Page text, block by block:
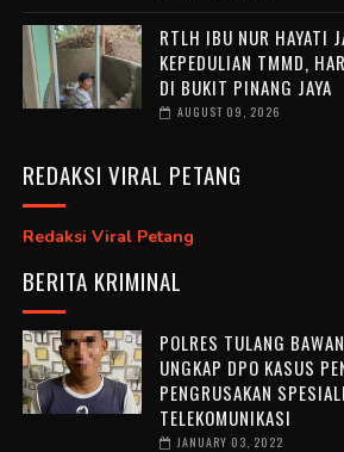
RTLH IBU NUR HAYATI
KEPEDULIAN TMMD,
DI BUKIT PINANG JAYA
AUGUST 09, 2026
REDAKSI VIRAL PETANG
Redaksi Viral Petang
BERITA KRIMINAL
POLRES TULANG
UNGKAP DPO KASUS
PENGRUSAKAN
TELEKOMUNIKASI
JANUARY 03, 2022